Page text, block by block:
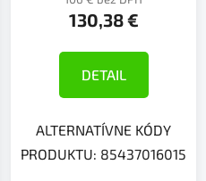
130,38 €
DETAIL
ALTERNATÍVNE KÓDY
PRODUKTU: 85437016015